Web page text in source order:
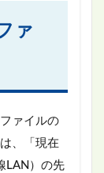
ァ
ァイルの
、「現在
LAN）の先